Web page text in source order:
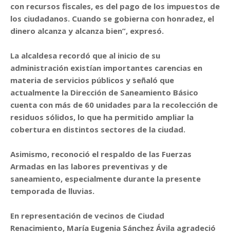
con recursos fiscales, es del pago de los impuestos de
los ciudadanos. Cuando se gobierna con honradez, el
dinero alcanza y alcanza bien”, expresó.
La alcaldesa recordó que al inicio de su
administración existían importantes carencias en
materia de servicios públicos y señaló que
actualmente la Dirección de Saneamiento Básico
cuenta con más de 60 unidades para la recolección de
residuos sólidos, lo que ha permitido ampliar la
cobertura en distintos sectores de la ciudad.
Asimismo, reconoció el respaldo de las Fuerzas
Armadas en las labores preventivas y de
saneamiento, especialmente durante la presente
temporada de lluvias.
En representación de vecinos de Ciudad
Renacimiento, María Eugenia Sánchez Ávila agradeció